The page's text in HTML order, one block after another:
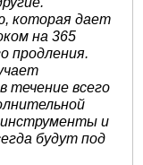
которая дает
на 365
продления.
течение всего
и
будут под